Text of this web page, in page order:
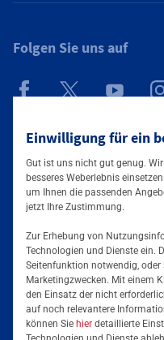
Einwilligung für ein
Gut ist uns nicht gut genug.
besseres Weberlebnis
um Ihnen die passenden
jetzt Ihre Zustimmung.
Zur Erhebung von
Technologien und Dienste ein.
Seitenfunktion notwendig, oder
Marketingzwecken. Mit einem
den Einsatz der nicht
auf noch relevantere
können Sie hier detaillierte
Folgen Sie uns auf
Mainova App
Tarife & Angebote
Strom für Zuhause
Services &